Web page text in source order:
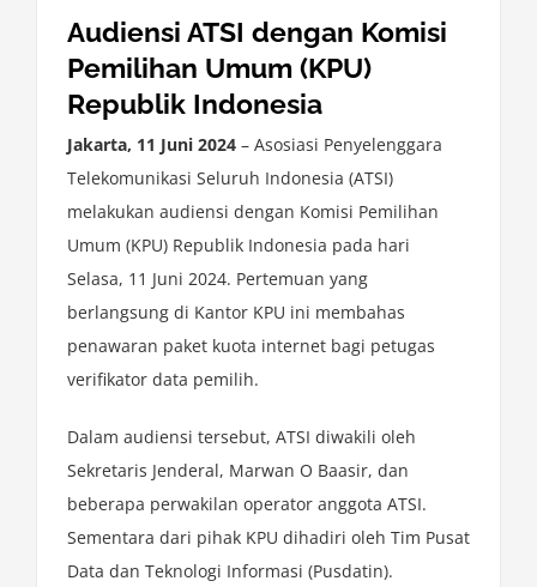
Audiensi ATSI dengan Komisi
Pemilihan Umum (KPU)
Republik Indonesia
Jakarta, 11 Juni 2024 – Asosiasi Penyelenggara
Telekomunikasi Seluruh Indonesia (ATSI)
melakukan audiensi dengan Komisi Pemilihan
Umum (KPU) Republik Indonesia pada hari
Selasa, 11 Juni 2024. Pertemuan yang
berlangsung di Kantor KPU ini membahas
penawaran paket kuota internet bagi petugas
verifikator data pemilih.
Dalam audiensi tersebut, ATSI diwakili oleh
Sekretaris Jenderal, Marwan O Baasir, dan
beberapa perwakilan operator anggota ATSI.
Sementara dari pihak KPU dihadiri oleh Tim Pusat
Data dan Teknologi Informasi (Pusdatin).